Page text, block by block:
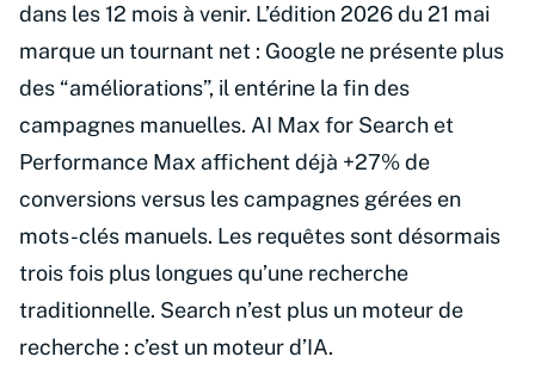
dans les 12 mois à venir. L’édition 2026 du 21 mai
marque un tournant net : Google ne présente plus
des “améliorations”, il entérine la fin des
campagnes manuelles. AI Max for Search et
Performance Max affichent déjà +27% de
conversions versus les campagnes gérées en
mots-clés manuels. Les requêtes sont désormais
trois fois plus longues qu’une recherche
traditionnelle. Search n’est plus un moteur de
recherche : c’est un moteur d’IA.